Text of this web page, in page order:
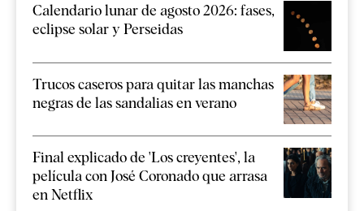
Calendario lunar de agosto 2026: fases,
eclipse solar y Perseidas
Trucos caseros para quitar las manchas
negras de las sandalias en verano
Final explicado de 'Los creyentes', la
película con José Coronado que arrasa
en Netflix